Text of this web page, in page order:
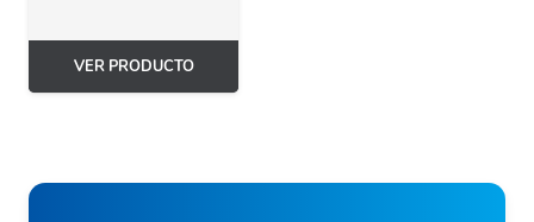
VER PRODUCTO